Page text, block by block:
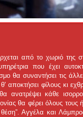
από το χωριό της
που έχει
θα συναντήσει τις
αποκτήσει φίλους κι
ανατρέψει κάθε
θα φέρει όλους
Αγγέλα και